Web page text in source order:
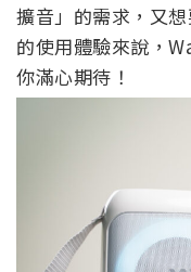
擴音」的需求，又
的使用體驗來說，
你滿心期待！